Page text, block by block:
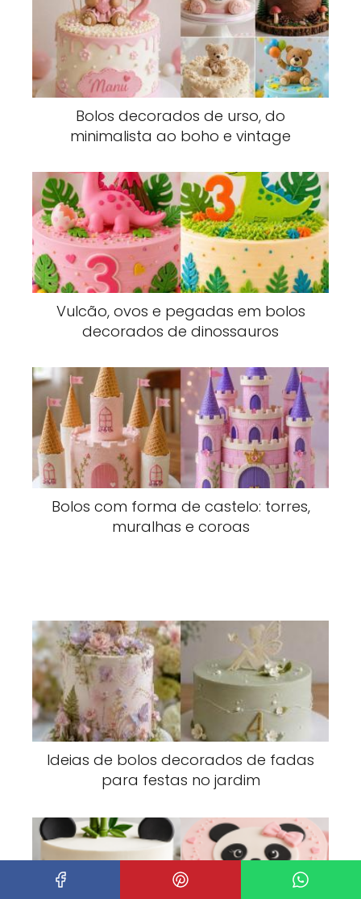
Bolos decorados de urso, do
minimalista ao boho e vintage
Vulcão, ovos e pegadas em bolos
decorados de dinossauros
Bolos com forma de castelo: torres,
muralhas e coroas
Ideias de bolos decorados de fadas
para festas no jardim